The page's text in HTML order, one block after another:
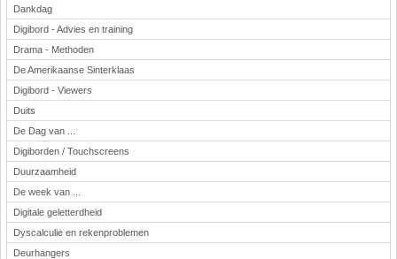
Dankdag
Digibord - Advies en training
Drama - Methoden
De Amerikaanse Sinterklaas
Digibord - Viewers
Duits
De Dag van ...
Digiborden / Touchscreens
Duurzaamheid
De week van ...
Digitale geletterdheid
Dyscalculie en rekenproblemen
Deurhangers